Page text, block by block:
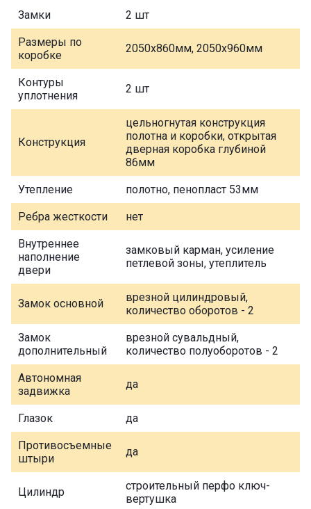
Замки 2 шт
Размеры по
коробке
2050х860мм, 2050х960мм
Контуры
уплотнения
2 шт
Конструкция
цельногнутая конструкция
полотна и коробки, открытая
дверная коробка глубиной
86мм
Утепление полотно, пенопласт 53мм
Ребра жесткости нет
Внутреннее
наполнение
двери
замковый карман, усиление
петлевой зоны, утеплитель
Замок основной
врезной цилиндровый,
количество оборотов - 2
Замок
дополнительный
врезной сувальдный,
количество полуоборотов - 2
Автономная
задвижка
да
Глазок да
Противосъемные
штыри
да
Цилиндр
строительный перфо ключ-
вертушка